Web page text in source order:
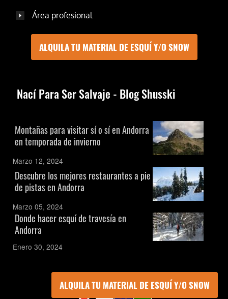
ALQUILA TU MATERIAL DE ESQUÍ Y/O SNOW
Área profesional
ALQUILA TU MATERIAL DE ESQUÍ Y/O SNOW
Nací Para Ser Salvaje - Blog Shusski
Montañas para visitar sí o sí en Andorra
en temporada de invierno
Marzo 12, 2024
Descubre los mejores restaurantes a pie
de pistas en Andorra
Marzo 05, 2024
Donde hacer esquí de travesía en
Andorra
Enero 30, 2024